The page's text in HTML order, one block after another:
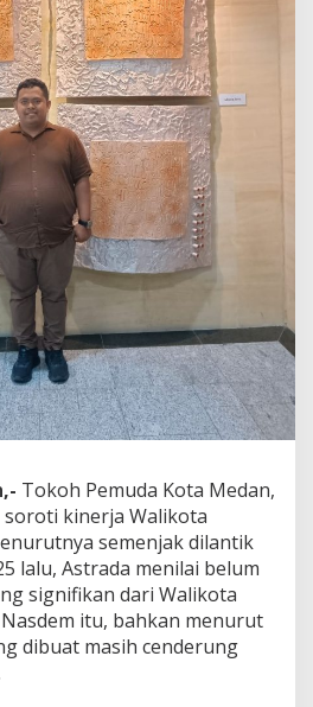
Tokoh Pemuda Kota Medan,
soroti kinerja Walikota
semenjak dilantik
lalu, Astrada menilai belum
signifikan dari Walikota
itu, bahkan menurut
dibuat masih cenderung